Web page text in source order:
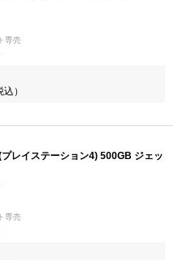
専売
込）
レイステーション4) 500GB ジェッ
専売